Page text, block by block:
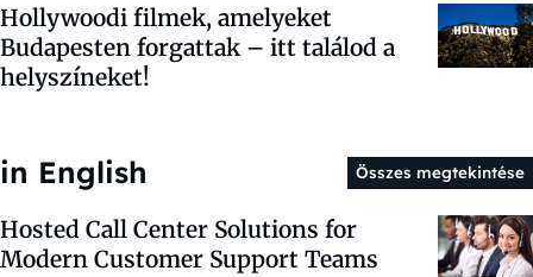
Hollywoodi filmek, amelyeket
Budapesten forgattak – itt találod a
helyszíneket!
in English Összes megtekintése
Hosted Call Center Solutions for
Modern Customer Support Teams